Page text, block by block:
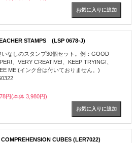
STAMPS (LSP 0678-J)
いなしのスタンプ30個セット。例：GOOD
、VERY CREATIVE!、KEEP TRYING!、
ME!(インク台は付いておりません。)
円(本体 3,980円)
CUBES (LER7022)